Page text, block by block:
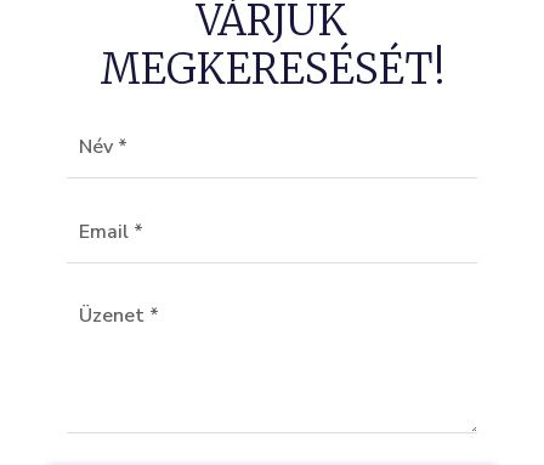
VÁRJUK
MEGKERESÉSÉT!